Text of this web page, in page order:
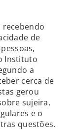
recebendo
de
Instituto
a
cerca de
gerou
sujeira,
e o
questões.